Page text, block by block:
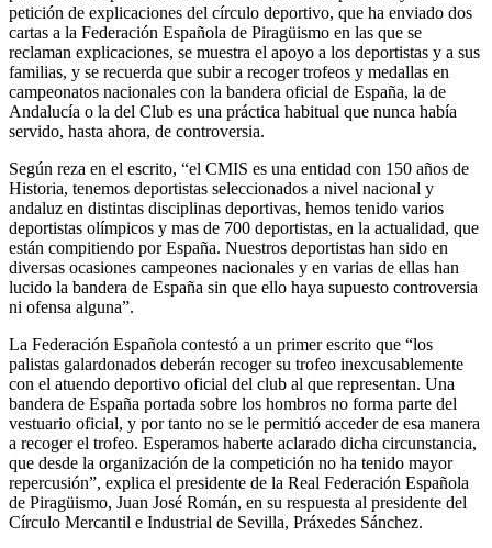
petición de explicaciones del círculo deportivo, que ha enviado dos
cartas a la Federación Española de Piragüismo en las que se
reclaman explicaciones, se muestra el apoyo a los deportistas y a sus
familias, y se recuerda que subir a recoger trofeos y medallas en
campeonatos nacionales con la bandera oficial de España, la de
Andalucía o la del Club es una práctica habitual que nunca había
servido, hasta ahora, de controversia.
Según reza en el escrito, “el CMIS es una entidad con 150 años de
Historia, tenemos deportistas seleccionados a nivel nacional y
andaluz en distintas disciplinas deportivas, hemos tenido varios
deportistas olímpicos y mas de 700 deportistas, en la actualidad, que
están compitiendo por España. Nuestros deportistas han sido en
diversas ocasiones campeones nacionales y en varias de ellas han
lucido la bandera de España sin que ello haya supuesto controversia
ni ofensa alguna”.
La Federación Española contestó a un primer escrito que “los
palistas galardonados deberán recoger su trofeo inexcusablemente
con el atuendo deportivo oficial del club al que representan. Una
bandera de España portada sobre los hombros no forma parte del
vestuario oficial, y por tanto no se le permitió acceder de esa manera
a recoger el trofeo. Esperamos haberte aclarado dicha circunstancia,
que desde la organización de la competición no ha tenido mayor
repercusión”, explica el presidente de la Real Federación Española
de Piragüismo, Juan José Román, en su respuesta al presidente del
Círculo Mercantil e Industrial de Sevilla, Práxedes Sánchez.